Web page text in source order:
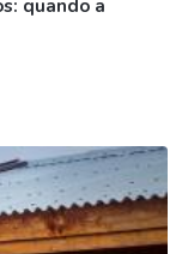
quando a